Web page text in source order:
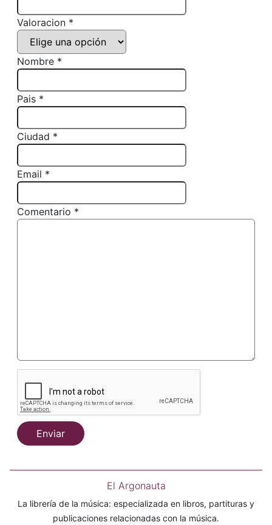
Valoracion *
Nombre *
Pais *
Ciudad *
Email *
Comentario *
Enviar
El Argonauta
La librería de la música: especializada en libros, partituras y
publicaciones relacionadas con la música.